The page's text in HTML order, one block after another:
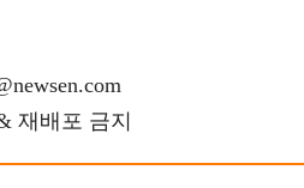
재배포 금지